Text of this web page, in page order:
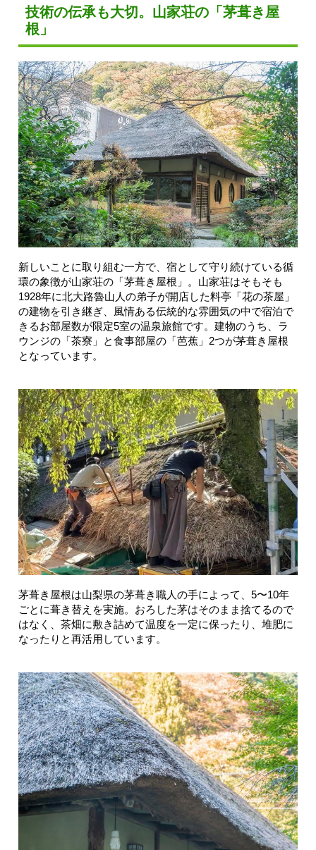
技術の伝承も大切。山家荘の「茅葺き屋
根」
新しいことに取り組む一方で、宿として守り続けている循
環の象徴が山家荘の「茅葺き屋根」。山家荘はそもそも
1928年に北大路魯山人の弟子が開店した料亭「花の茶屋」
の建物を引き継ぎ、風情ある伝統的な雰囲気の中で宿泊で
きるお部屋数が限定5室の温泉旅館です。建物のうち、ラ
ウンジの「茶寮」と食事部屋の「芭蕉」2つが茅葺き屋根
となっています。
茅葺き屋根は山梨県の茅葺き職人の手によって、5〜10年
ごとに葺き替えを実施。おろした茅はそのまま捨てるので
はなく、茶畑に敷き詰めて温度を一定に保ったり、堆肥に
なったりと再活用しています。